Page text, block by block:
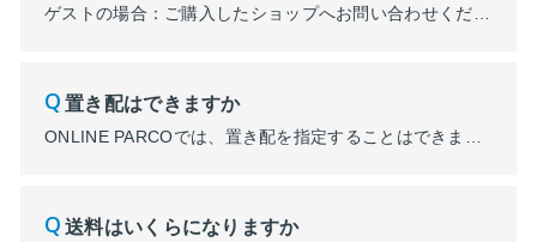
置き配はできますか
送料はいくらになりますか